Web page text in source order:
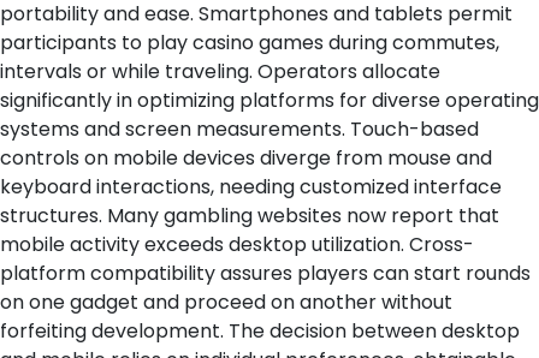
portability and ease. Smartphones and tablets permit
participants to play casino games during commutes,
intervals or while traveling. Operators allocate
significantly in optimizing platforms for diverse operating
systems and screen measurements. Touch-based
controls on mobile devices diverge from mouse and
keyboard interactions, needing customized interface
structures. Many gambling websites now report that
mobile activity exceeds desktop utilization. Cross-
platform compatibility assures players can start rounds
on one gadget and proceed on another without
forfeiting development. The decision between desktop